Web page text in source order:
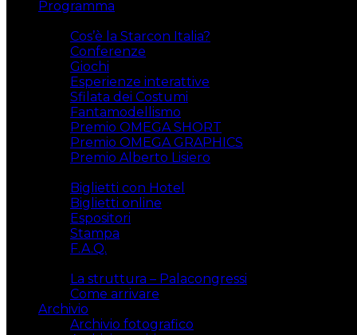
Programma
Cos’è la Starcon Italia?
Conferenze
Giochi
Esperienze interattive
Sfilata dei Costumi
Fantamodellismo
Premio OMEGA SHORT
Premio OMEGA GRAPHICS
Premio Alberto Lisiero
Biglietti con Hotel
Biglietti online
Espositori
Stampa
F.A.Q.
La struttura – Palacongressi
Come arrivare
Archivio
Archivio fotografico